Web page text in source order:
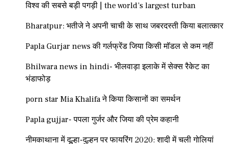
विश्व की सबसे बड़ी पगड़ी | the world’s largest turban
Bharatpur: भतीजे ने अपनी चाची के साथ जबरदस्ती किया बलात्कार
Papla Gurjar news की गर्लफ्रेंड जिया किसी मॉडल से कम नहीं
Bhilwara news in hindi- भीलवाड़ा इलाके में सेक्स रैकेट का
भंडाफोड़
porn star Mia Khalifa ने किया किसानों का समर्थन
Papla gujjar- पपला गुर्जर और जिया की प्रेम कहानी
नीमकाथाना में दूल्हा-दुल्हन पर फायरिंग 2020: शादी में चली गोलियां